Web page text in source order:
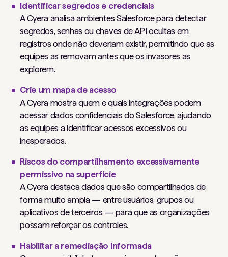
Identificar segredos e credenciais
A Cyera analisa ambientes Salesforce para detectar
segredos, senhas ou chaves de API ocultas em
registros onde não deveriam existir, permitindo que as
equipes as removam antes que os invasores as
explorem.
Crie um mapa de acesso
A Cyera mostra quem e quais integrações podem
acessar dados confidenciais do Salesforce, ajudando
as equipes a identificar acessos excessivos ou
inesperados.
Riscos do compartilhamento excessivamente
permissivo na superfície
A Cyera destaca dados que são compartilhados de
forma muito ampla — entre usuários, grupos ou
aplicativos de terceiros — para que as organizações
possam reforçar os controles.
Habilitar a remediação informada